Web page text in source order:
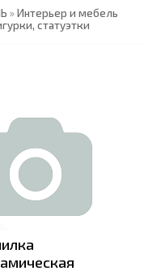
»Интерьер и мебель
статуэтки